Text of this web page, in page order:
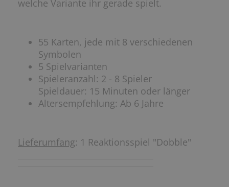
welche Variante ihr gerade spielt.
55 Karten, jede mit 8 verschiedenen
Symbolen
5 Spielvarianten
Spieleranzahl: 2 - 8 Spieler
Spieldauer: 15 Minuten oder länger
Altersempfehlung: Ab 6 Jahre
Lieferumfang: 1 Reaktionsspiel "Dobble"